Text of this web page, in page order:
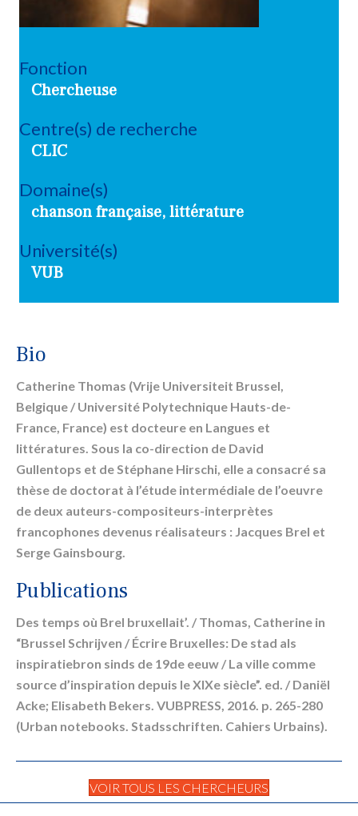
Bio
Catherine Thomas (Vrije Universiteit Brussel,
Belgique / Université Polytechnique Hauts-de-
France, France) est docteure en Langues et
littératures. Sous la co-direction de David
Gullentops et de Stéphane Hirschi, elle a consacré sa
thèse de doctorat à l’étude intermédiale de l’oeuvre
de deux auteurs-compositeurs-interprètes
francophones devenus réalisateurs : Jacques Brel et
Serge Gainsbourg.
Fonction
Chercheuse
Centre(s) de recherche
CLIC
Domaine(s)
chanson française, littérature
Université(s)
VUB
Publications
Des temps où Brel bruxellait’. / Thomas, Catherine in
“Brussel Schrijven / Écrire Bruxelles: De stad als
inspiratiebron sinds de 19de eeuw / La ville comme
source d’inspiration depuis le XIXe siècle”. ed. / Daniël
Acke; Elisabeth Bekers. VUBPRESS, 2016. p. 265-280
(Urban notebooks. Stadsschriften. Cahiers Urbains).
VOIR TOUS LES CHERCHEURS